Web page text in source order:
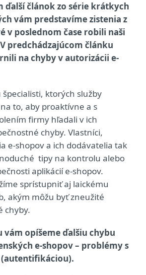
ďalší článok zo série krátkych
vám predstavíme zistenia z
v poslednom čase robili naši
predchádzajúcom článku
na chyby v autorizácii e-
špecialisti, ktorých služby
to, aby proaktívne a s
firmy hľadali v ich
chyby. Vlastníci,
e-shopov a ich dodávatelia tak
tipy na kontrolu alebo
aplikácií e-shopov.
sprístupniť aj laickému
akým môžu byť zneužité
chyby.
vám opíšeme ďalšiu chybu
e-shopov – problémy s